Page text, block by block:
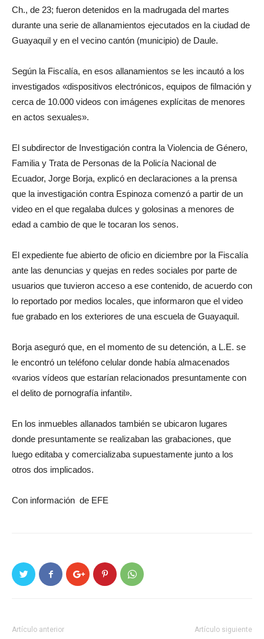
Ch., de 23; fueron detenidos en la madrugada del martes
durante una serie de allanamientos ejecutados en la ciudad de
Guayaquil y en el vecino cantón (municipio) de Daule.
Según la Fiscalía, en esos allanamientos se les incautó a los
investigados «dispositivos electrónicos, equipos de filmación y
cerca de 10.000 videos con imágenes explícitas de menores
en actos sexuales».
El subdirector de Investigación contra la Violencia de Género,
Familia y Trata de Personas de la Policía Nacional de
Ecuador, Jorge Borja, explicó en declaraciones a la prensa
que la investigación contra Espinoza comenzó a partir de un
video en el que regalaba dulces y golosinas a menores de
edad a cambio de que le tocaran los senos.
El expediente fue abierto de oficio en diciembre por la Fiscalía
ante las denuncias y quejas en redes sociales por parte de
usuarios que tuvieron acceso a ese contenido, de acuerdo con
lo reportado por medios locales, que informaron que el video
fue grabado en los exteriores de una escuela de Guayaquil.
Borja aseguró que, en el momento de su detención, a L.E. se
le encontró un teléfono celular donde había almacenados
«varios vídeos que estarían relacionados presuntamente con
el delito de pornografía infantil».
En los inmuebles allanados también se ubicaron lugares
donde presuntamente se realizaban las grabaciones, que
luego editaba y comercializaba supuestamente junto a los
otros dos implicados.
Con información de EFE
Artículo anterior Artículo siguiente